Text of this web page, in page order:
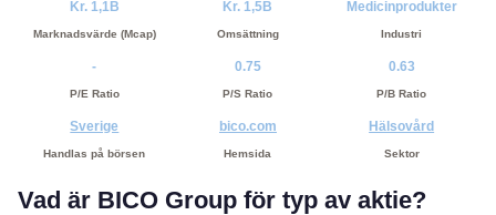
Kr. 1,1B
Marknadsvärde (Mcap)
Kr. 1,5B
Omsättning
Medicinprodukter
Industri
-
P/E Ratio
0.75
P/S Ratio
0.63
P/B Ratio
Sverige
Handlas på börsen
bico.com
Hemsida
Hälsovård
Sektor
Vad är BICO Group för typ av aktie?